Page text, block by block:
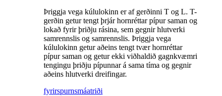
Þriggja vega kúlulokinn er af gerðinni T og L. T-
gerðin getur tengt þrjár hornréttar pípur saman og
lokað fyrir þriðju rásina, sem gegnir hlutverki
samrennslis og samrennslis. Þriggja vega
kúlulokinn getur aðeins tengt tvær hornréttar
pípur saman og getur ekki viðhaldið gagnkvæmri
tengingu þriðju pípunnar á sama tíma og gegnir
aðeins hlutverki dreifingar.
fyrirspurnsmáatriði